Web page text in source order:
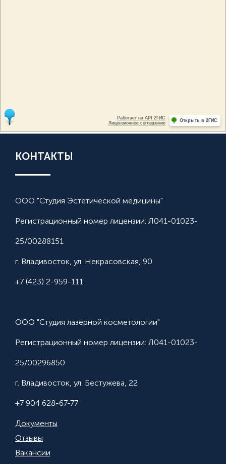
КОНТАКТЫ
ООО "Студия Эстетической медицины"
Регистрационный номер лицензии: Л041-01023-
25/00288151
г. Владивосток, ул. Некрасовская, 90
+7 (423) 2-959-111
ООО "Студия лазерной косметологии"
Регистрационный номер лицензии: Л041-01023-
25/00296850
г. Владивосток, ул. Бестужева, 22
+7 904 628-67-77
Документы
Отзывы
Вакансии